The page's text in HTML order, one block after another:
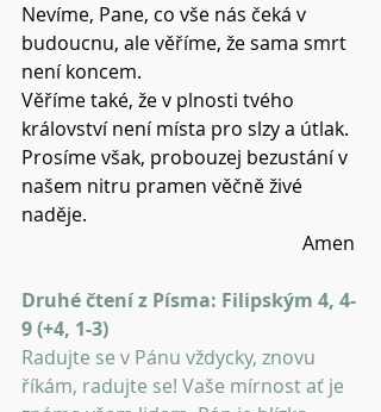
Nevíme, Pane, co vše nás čeká v
budoucnu, ale věříme, že sama smrt
není koncem.
Věříme také, že v plnosti tvého
království není místa pro slzy a útlak.
Prosíme však, probouzej bezustání v
našem nitru pramen věčně živé
naděje.
Amen
Druhé čtení z Písma: Filipským 4, 4-
9 (+4, 1-3)
Radujte se v Pánu vždycky, znovu
říkám, radujte se! Vaše mírnost ať je